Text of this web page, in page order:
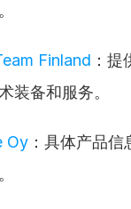
Finland ：
装备和服务。
Oy ：具体产品信